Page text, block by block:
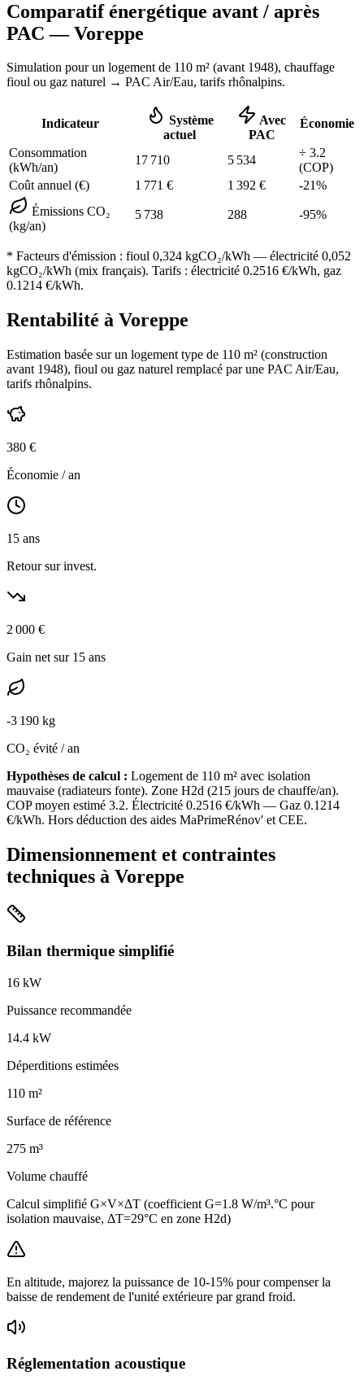
Comparatif énergétique avant / après
PAC —Voreppe
Simulation pour un logement de 110 m² (avant 1948), chauffage
fioul ou gaz naturel → PAC Air/Eau, tarifs rhônalpins.
Indicateur
Système
actuel
Avec
PAC
Économie
Consommation
(kWh/an)
17 710 5 534
÷ 3.2
(COP)
Coût annuel (€)
1 771 € 1 392 € -21%
Émissions CO₂
(kg/an)
5 738 288 -95%
* Facteurs d'émission : fioul 0,324 kgCO₂/kWh — électricité 0,052
kgCO₂/kWh (mix français). Tarifs : électricité 0.2516 €/kWh, gaz
0.1214 €/kWh.
Rentabilité à Voreppe
Estimation basée sur un logement type de 110 m² (construction
avant 1948), fioul ou gaz naturel remplacé par une PAC Air/Eau,
tarifs rhônalpins.
380 €
Économie / an
15 ans
Retour sur invest.
2 000 €
Gain net sur 15 ans
-3 190 kg
CO₂ évité / an
Hypothèses de calcul : Logement de 110 m² avec isolation
mauvaise (radiateurs fonte). Zone H2d (215 jours de chauffe/an).
COP moyen estimé 3.2. Électricité 0.2516 €/kWh — Gaz 0.1214
€/kWh. Hors déduction des aides MaPrimeRénov' et CEE.
Dimensionnement et contraintes
techniques à Voreppe
Bilan thermique simplifié
16 kW
Puissance recommandée
14.4 kW
Déperditions estimées
110 m²
Surface de référence
275 m³
Volume chauffé
Calcul simplifié G×V×ΔT (coefficient G=1.8 W/m³.°C pour
isolation mauvaise, ΔT=29°C en zone H2d)
En altitude, majorez la puissance de 10-15% pour compenser la
baisse de rendement de l'unité extérieure par grand froid.
Réglementation acoustique